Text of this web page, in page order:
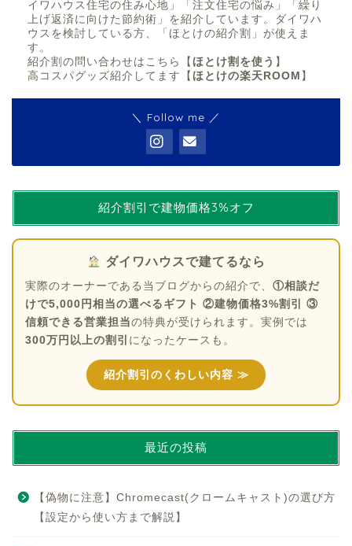
イワハウス住宅の住み心地」「注文住宅の悩み」「繰り
上げ返済に向けた節約術」を紹介しています。ダイワハ
ウスを検討している方、「ほとけの紹介割」が使えま
す。
紹介割の問い合わせはこちら【 ほとけ割を使う 】
高コスパグッズ紹介してます【 ほとけの楽天ROOM 】
＼ Follow me ／
紹介割引で建物価格3%オフ
ダイワハウスで建てるなら
実際のオーナーである当ブログからの紹介で、①相談だ
けで5,000円相当の選べるギフト ②建物価格3%割引 ③
信頼できる営業担当の特典が受けられます。実例では
300万円以上の割引 になったケースも。
紹介割引のくわしい内容 ≫
最近の投稿
【偽物に注意】Chromecast(クロームキャスト)の選び方
【設定から使い方まで解説】